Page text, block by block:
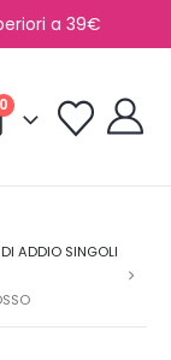
a 39€
0
ADDIO SINGOLI